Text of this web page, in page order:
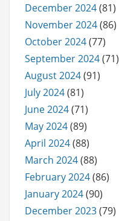
December 2024(81)
November 2024(86)
October 2024(77)
September 2024(71)
August 2024(91)
July 2024(81)
June 2024(71)
May 2024(89)
April 2024(88)
March 2024(88)
February 2024(86)
January 2024(90)
December 2023(79)